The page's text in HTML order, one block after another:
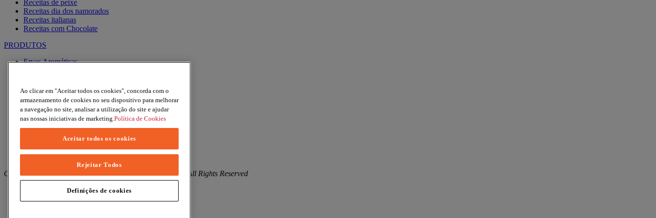
Receitas de peixe
Receitas dia dos namorados
Receitas italianas
Receitas com Chocolate
PRODUTOS
Ervas Aromáticas
Alhos
Moinhos
Produtos BIO
Express
Facebook
YouTube
Instagram
Copyright © 2026 Margao (McCormick & Company, Inc). All Rights Reserved
Política de Privacidade
Ao clicar em "Aceitar todos os cookies", concorda com o
armazenamento de cookies no seu dispositivo para melhorar
a navegação no site, analisar a utilização do site e ajudar
nas nossas iniciativas de marketing.Política de Cookies
Aceitar todos os cookies
Rejeitar Todos
Definições de cookies